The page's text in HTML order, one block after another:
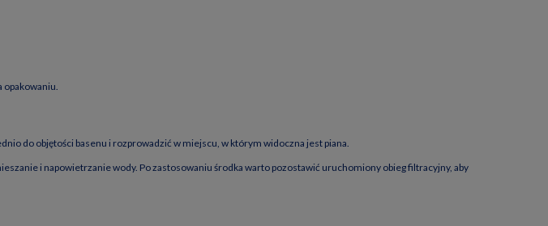
opakowaniu.
do objętości basenu i rozprowadzić w miejscu, w którym widoczna jest piana.
i napowietrzanie wody. Po zastosowaniu środka warto pozostawić uruchomiony obieg filtracyjny, aby